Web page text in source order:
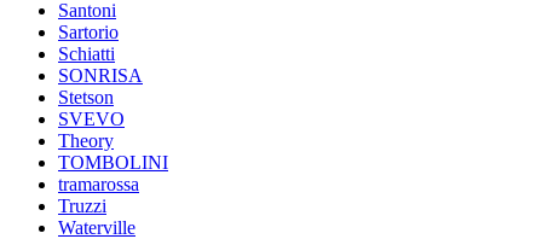
Santoni
Sartorio
Schiatti
SONRISA
Stetson
SVEVO
Theory
TOMBOLINI
tramarossa
Truzzi
Waterville